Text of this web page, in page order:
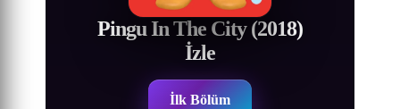
Pingu In The City (2018)
İzle
İlk Bölüm